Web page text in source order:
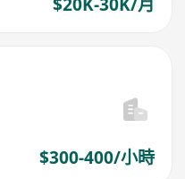
$300-400/小時